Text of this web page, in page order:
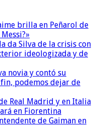
brilla en Peñarol de
da Silva de la crisis con
ideologizada y de
novia y contó su
podemos dejar de
Real Madrid y en Italia
en Fiorentina
de Gaiman en